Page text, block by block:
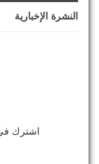
النشرة الإخبارية
اشترك